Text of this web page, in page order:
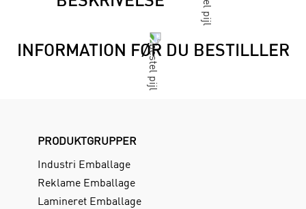
INFORMATION FØR DU BESTILLLER
PRODUKTGRUPPER
Industri Emballage
Reklame Emballage
Lamineret Emballage